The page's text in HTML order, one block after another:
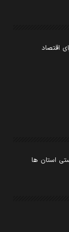
اقتصاد
استان ها